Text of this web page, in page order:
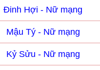
Đinh Hợi - Nữ mạng
Mậu Tý - Nữ mạng
Kỷ Sửu - Nữ mạng